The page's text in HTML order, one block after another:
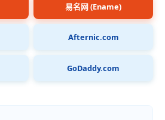
易名网 (Ename)
Afternic.com
GoDaddy.com